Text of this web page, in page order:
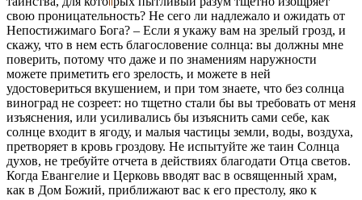
свою проницательность? Не сего ли надлежало и ожидать от
Непостижимаго Бога? – Если я укажу вам на зрелый грозд, и
скажу, что в нем есть благословение солнца: вы должны мне
поверить, потому что даже и по знамениям наружности
можете приметить его зрелость, и можете в ней
удостовериться вкушением, и при том знаете, что без солнца
виноград не созреет: но тщетно стали бы вы требовать от меня
изъяснения, или усиливались бы изъяснить сами себе, как
солнце входит в ягоду, и малыя частицы земли, воды, воздуха,
претворяет в кровь гроздову. Не испытуйте же таин Солнца
духов, не требуйте отчета в действиях благодати Отца светов.
Когда Евангелие и Церковь вводят вас в освященный храм,
как в Дом Божий, приближают вас к его престолу, яко к